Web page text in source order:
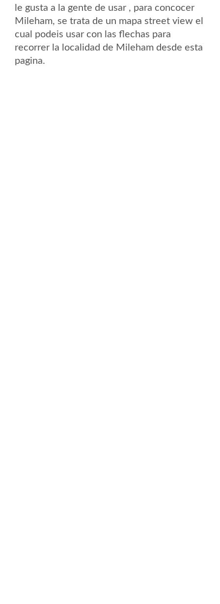
le gusta a la gente de usar , para concocer
Mileham, se trata de un mapa street view el
cual podeis usar con las flechas para
recorrer la localidad de Mileham desde esta
pagina.